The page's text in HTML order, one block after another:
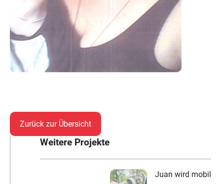
Zurück zur Übersicht
Weitere Projekte
Juan wird mobil